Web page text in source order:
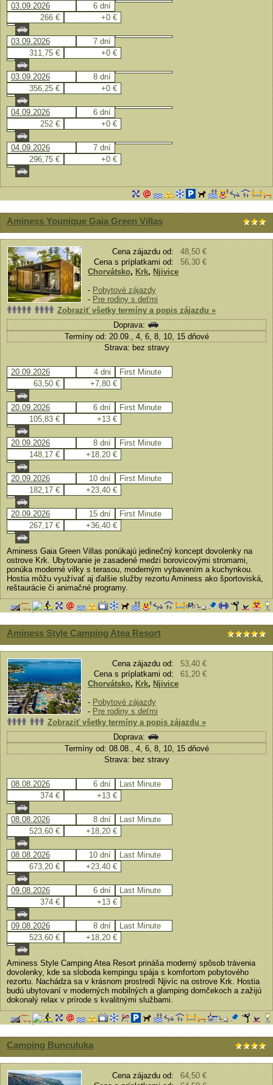
03.09.2026
6 dní
266 €
+0 €
03.09.2026
7 dní
311,75 €
+0 €
03.09.2026
8 dní
356,25 €
+0 €
04.09.2026
6 dní
252 €
+0 €
04.09.2026
7 dní
296,75 €
+0 €
Aminess Younique Gaia Green Villas
Cena zájazdu od:
48,50 €
Cena s príplatkami od:
56,30 €
Chorvátsko, Krk, Njivice
- Pobytové zájazdy
- Pre rodiny s deťmi
Zobraziť všetky termíny a popis zájazdu »
Doprava:
Termíny od: 20.09., 4, 6, 8, 10, 15 dňové
Strava: bez stravy
20.09.2026 4 dni
First Minute
63,50 €
+7,80 €
20.09.2026 6 dní
First Minute
105,83 €
+13 €
20.09.2026 8 dní
First Minute
148,17 €
+18,20 €
20.09.2026 10 dní
First Minute
182,17 €
+23,40 €
20.09.2026 15 dní
First Minute
267,17 €
+36,40 €
Aminess Gaia Green Villas ponúkajú jedinečný koncept dovolenky na
ostrove Krk. Ubytovanie je zasadené medzi borovicovými stromami,
ponúka moderné vilky s terasou, moderným vybavením a kuchynkou.
Hostia môžu využívať aj ďalšie služby rezortu Aminess ako športoviská,
reštaurácie či animačné programy.
Aminess Style Camping Atea Resort
Cena zájazdu od:
53,40 €
Cena s príplatkami od:
61,20 €
Chorvátsko, Krk, Njivice
- Pobytové zájazdy
- Pre rodiny s deťmi
Zobraziť všetky termíny a popis zájazdu »
Doprava:
Termíny od: 08.08., 4, 6, 8, 10, 15 dňové
Strava: bez stravy
08.08.2026 6 dní
Last Minute
374 €
+13 €
08.08.2026 8 dní
Last Minute
523,60 €
+18,20 €
08.08.2026 10 dní
Last Minute
673,20 €
+23,40 €
09.08.2026 6 dní
Last Minute
374 €
+13 €
09.08.2026 8 dní
Last Minute
523,60 €
+18,20 €
Aminess Style Camping Atea Resort prináša moderný spôsob trávenia
dovolenky, kde sa sloboda kempingu spája s komfortom pobytového
rezortu. Nachádza sa v krásnom prostredí Njivíc na ostrove Krk. Hostia
budú ubytovaní v moderných mobilných a glamping domčekoch a zažijú
dokonalý relax v prírode s kvalitnými službami.
Camping Bunculuka
Cena zájazdu od:
64,50 €